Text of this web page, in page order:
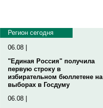
Регион сегодня
06.08 |
"Единая Россия" получила
первую строку в
избирательном бюллетене на
выборах в Госдуму
06.08 |